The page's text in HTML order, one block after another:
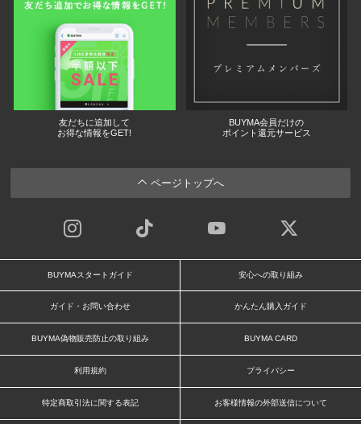
友だちに追加して
お得な情報をGET!
BUYMA会員だけの
ポイント還元サービス
ページトップへ
BUYMAスタートガイド 安心への取り組み
ガイド・お問い合わせ かんたん購入ガイド
BUYMA偽物販売防止の取り組み BUYMA CARD
利用規約 プライバシー
特定商取引法に関する表記 お客様情報の外部送信について